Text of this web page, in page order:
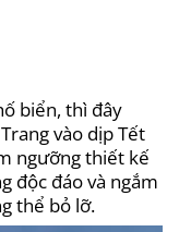
biển, thì đây
vào dịp Tết
ngưỡng thiết kế
độc đáo và ngắm
thể bỏ lỡ.